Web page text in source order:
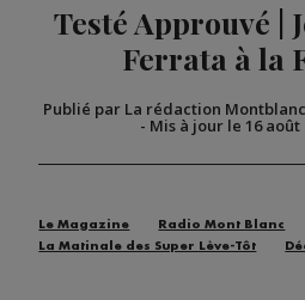
Testé Approuvé |
Ferrata à la
Publié par La rédaction
- Mis à jour le 16 août
Le Magazine Radio Mont Blanc
La Matinale des Super Lève-Tôt